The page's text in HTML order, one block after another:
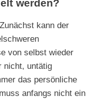
werden?
kann der
von selbst wieder
nicht, untätig
das persönliche
anfangs nicht ein